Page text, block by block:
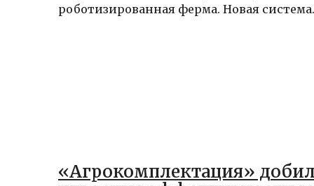
роботизированная ферма. Новая
«Агрокомплектация»